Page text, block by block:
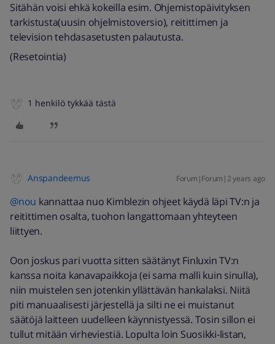
Sitähän voisi ehkä kokeilla esim. Ohjemistopäivityksen
tarkistusta(uusin ohjelmistoversio), reitittimen ja
television tehdasasetusten palautusta.
(Resetointia)
1 henkilö tykkää tästä
Anspandeemus Forum|Forum|2 years ago
@nou kannattaa nuo Kimblezin ohjeet käydä läpi TV:n ja
reitittimen osalta, tuohon langattomaan yhteyteen
liittyen.
Oon joskus pari vuotta sitten säätänyt Finluxin TV:n
kanssa noita kanavapaikkoja (ei sama malli kuin sinulla),
niin muistelen sen jotenkin yllättävän hankalaksi. Niitä
piti manuaalisesti järjestellä ja silti ne ei muistanut
säätöjä laitteen uudelleen käynnistyessä. Tosin sillon ei
tullut mitään virheviestiä. Lopulta loin Suosikki-listan,